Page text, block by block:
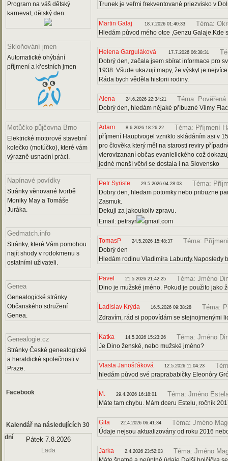
Program na váš dětský
karneval, dětský den.
Skloňování jmen
Automatické ohýbání
příjmení a křestních jmen
Motůčko půjčovna Brno
Elektrické motorové stavební
kolečko (motúčko), které vám
výrazně usnadní práci.
Napínavé povídky
Stránky věnované tvorbě
Moniky May a Tomáše
Juráka.
Gedmatch.info
Stránky, které Vám pomohou
najít shody v rodokmenu s
ostatními uživateli.
Genea
Genealogické stránky
Občanského sdružení
Genea.
Genealogie.cz
Stránky České genealogické
a heraldické společnosti v
Praze.
Facebook
Kalendář na následujících 30
dní
Pátek 7.8.2026
Lada
Trunek je veľmi frekventované priezvisko v
Martin Galaj 18.7.2026 01:40:33 Téma:
Hledám původ mého otce ,Genzu Galaje.Kde
Helena Garguláková 17.7.2026 06:38:31
Dobrý den, začala jsem sbírat informace pro
1938. Všude ukazují mapy, že výskyt je
Ráda bych věděla historii rodiny.
Alena 24.6.2026 22:34:21 Téma:
Dobrý den, hledám nějaké příbuzné Vilmy
Adam 8.6.2026 18:26:22 Téma: Příjmení
příjmení Hauptvogel vzniklo skládáním asi v
pro člověka který měl na starosti reviry
vierovizananí občas evanielického což
jedné menší větvi se dostala i na Slovensko
Petr Syriste 29.5.2026 04:28:03 Téma:
Dobry den, hledam potomky nebo pribuzne
Zasmuk.
Dekuji za jakoukoliv zpravu.
Email: petrsyr
gmail.com
TomasP 24.5.2026 15:48:37 Téma:
Dobrý den
Hledám rodinu Vladimíra Laburdy.Naposledy
Pavel 21.5.2026 21:42:25 Téma: Jméno
Dino je mužské jméno. Pokud je použito jako
Ladislav Krýda 16.5.2026 09:38:28 Téma:
Zdravím, rád si popovídám se stejnojmenými
Katka 14.5.2026 15:23:26 Téma: Jméno
Je Dino ženské, nebo mužské jméno?
Vlasta Janošťáková 12.5.2026 11:04:23
hledám původ své praprababičky Eleonóry
M. 29.4.2026 16:18:01 Téma: Jméno
Máte tam chybu. Mám dceru Estelu, ročník
Gita 22.4.2026 06:41:34 Téma: Jméno
Údaje nejsou aktualizovány od roku 2016
Jarka 2.4.2026 23:52:03 Téma: Jméno